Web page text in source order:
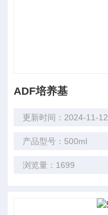
ADF培养基
更新时间：2024-11-12
产品型号：500ml
浏览量：1699